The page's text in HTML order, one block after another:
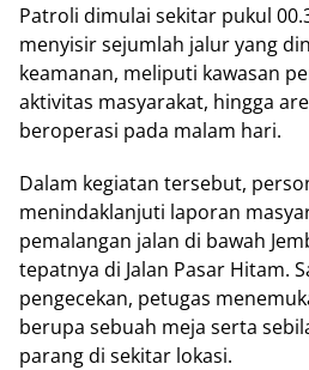
Patroli dimulai sekitar pukul
menyisir sejumlah jalur yang
keamanan, meliputi kawasan
aktivitas masyarakat, hingga
beroperasi pada malam hari.
Dalam kegiatan tersebut,
menindaklanjuti laporan
pemalangan jalan di bawah
tepatnya di Jalan Pasar Hitam.
pengecekan, petugas
berupa sebuah meja serta
parang di sekitar lokasi.